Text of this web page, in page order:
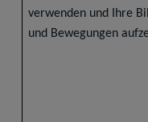
verwenden und Ihre
und Bewegungen